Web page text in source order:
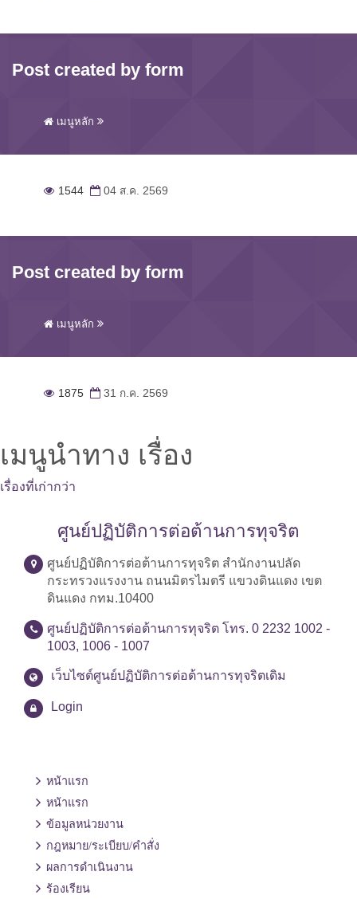
Post created by form
เมนูหลัก
1544 04 ส.ค. 2569
Post created by form
เมนูหลัก
1875 31 ก.ค. 2569
เมนูนำทาง เรื่อง
เรื่องที่เก่ากว่า
ศูนย์ปฏิบัติการต่อต้านการทุจริต
ศูนย์ปฏิบัติการต่อต้านการทุจริต สำนักงานปลัด
กระทรวงแรงงาน ถนนมิตรไมตรี แขวงดินแดง เขต
ดินแดง กทม.10400
ศูนย์ปฏิบัติการต่อต้านการทุจริต โทร. 0 2232 1002 -
1003, 1006 - 1007
เว็บไซต์ศูนย์ปฏิบัติการต่อต้านการทุจริตเดิม
Login
หน้าแรก
หน้าแรก
ข้อมูลหน่วยงาน
กฎหมาย/ระเบียบ/คำสั่ง
ผลการดำเนินงาน
ร้องเรียน